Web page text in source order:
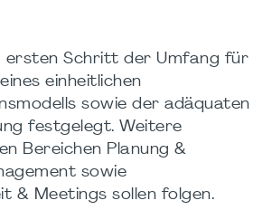
ersten Schritt der Umfang für
einheitlichen
sowie der adäquaten
festgelegt. Weitere
Bereichen Planung &
sowie
& Meetings sollen folgen.